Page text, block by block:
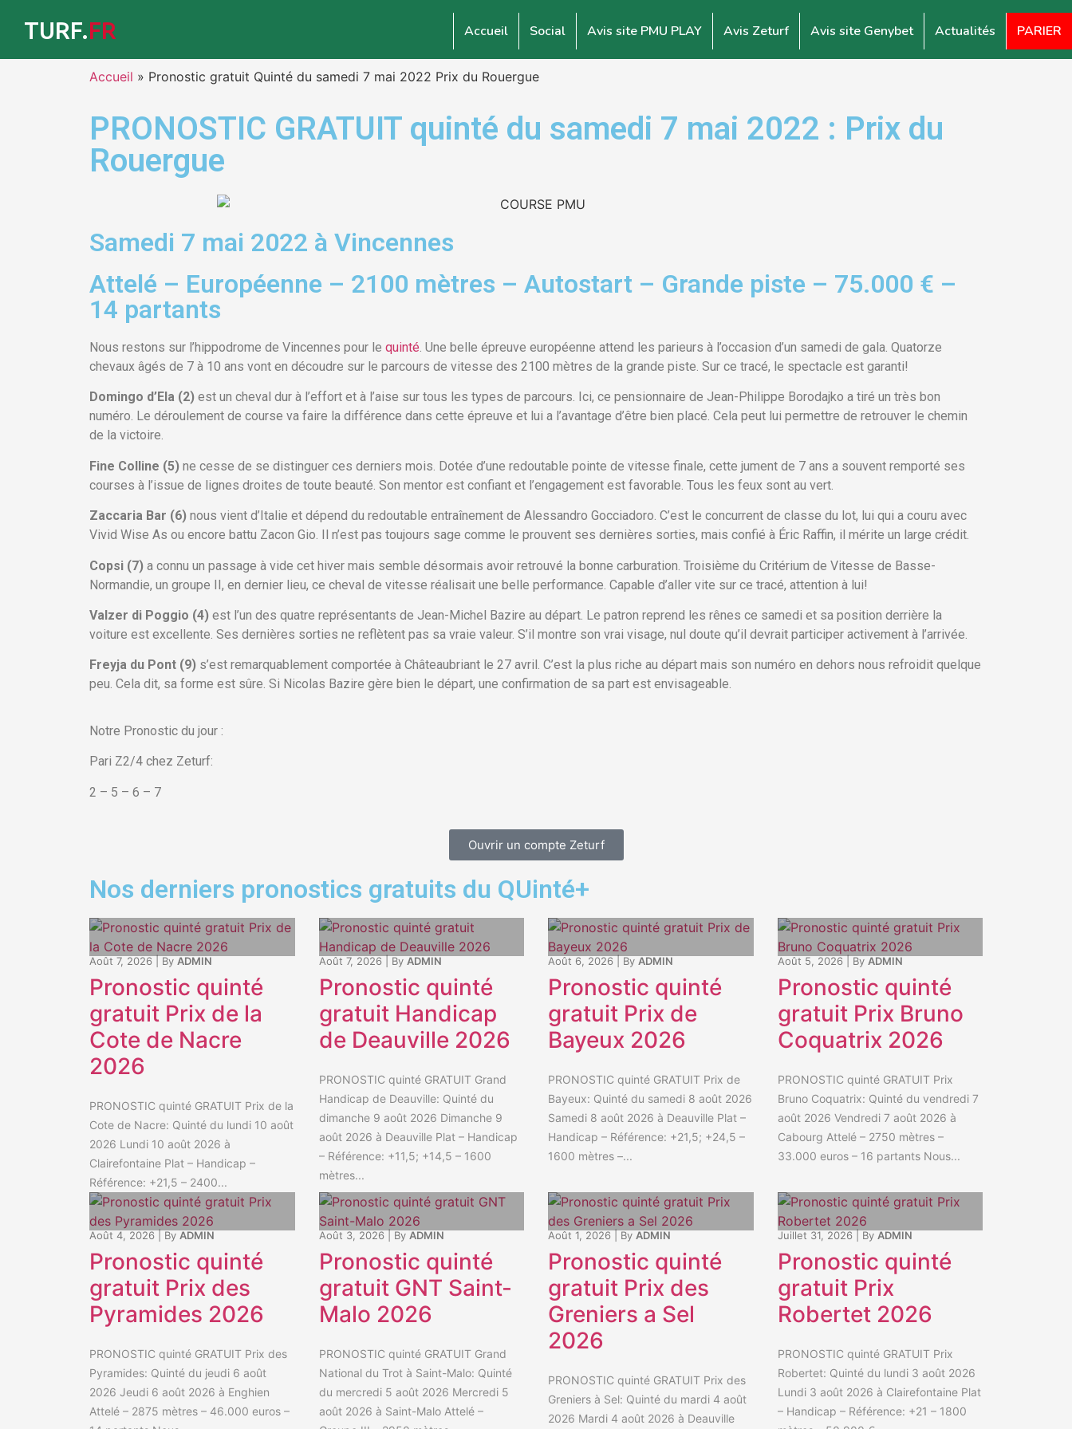
TURF.FR Accueil Social Avis site PMU PLAY Avis Zeturf Avis site Genybet Actualités PARIER
Accueil » Pronostic gratuit Quinté du samedi 7 mai 2022 Prix du Rouergue
PRONOSTIC GRATUIT quinté du samedi 7 mai 2022 : Prix du
Rouergue
Samedi 7 mai 2022 à Vincennes
Attelé – Européenne – 2100 mètres – Autostart – Grande piste – 75.000 € –
14 partants
Nous restons sur l’hippodrome de Vincennes pour le quinté. Une belle épreuve européenne attend les parieurs à l’occasion d’un samedi de gala. Quatorze
chevaux âgés de 7 à 10 ans vont en découdre sur le parcours de vitesse des 2100 mètres de la grande piste. Sur ce tracé, le spectacle est garanti!
Domingo d’Ela (2) est un cheval dur à l’effort et à l’aise sur tous les types de parcours. Ici, ce pensionnaire de Jean-Philippe Borodajko a tiré un très bon
numéro. Le déroulement de course va faire la différence dans cette épreuve et lui a l’avantage d’être bien placé. Cela peut lui permettre de retrouver le chemin
de la victoire.
Fine Colline (5) ne cesse de se distinguer ces derniers mois. Dotée d’une redoutable pointe de vitesse finale, cette jument de 7 ans a souvent remporté ses
courses à l’issue de lignes droites de toute beauté. Son mentor est confiant et l’engagement est favorable. Tous les feux sont au vert.
Zaccaria Bar (6) nous vient d’Italie et dépend du redoutable entraînement de Alessandro Gocciadoro. C’est le concurrent de classe du lot, lui qui a couru avec
Vivid Wise As ou encore battu Zacon Gio. Il n’est pas toujours sage comme le prouvent ses dernières sorties, mais confié à Éric Raffin, il mérite un large crédit.
Copsi (7) a connu un passage à vide cet hiver mais semble désormais avoir retrouvé la bonne carburation. Troisième du Critérium de Vitesse de Basse-
Normandie, un groupe II, en dernier lieu, ce cheval de vitesse réalisait une belle performance. Capable d’aller vite sur ce tracé, attention à lui!
Valzer di Poggio (4) est l’un des quatre représentants de Jean-Michel Bazire au départ. Le patron reprend les rênes ce samedi et sa position derrière la
voiture est excellente. Ses dernières sorties ne reflètent pas sa vraie valeur. S’il montre son vrai visage, nul doute qu’il devrait participer activement à l’arrivée.
Freyja du Pont (9) s’est remarquablement comportée à Châteaubriant le 27 avril. C’est la plus riche au départ mais son numéro en dehors nous refroidit quelque
peu. Cela dit, sa forme est sûre. Si Nicolas Bazire gère bien le départ, une confirmation de sa part est envisageable.
Notre Pronostic du jour :
Pari Z2/4 chez Zeturf:
2 – 5 – 6 – 7
Ouvrir un compte Zeturf
Nos derniers pronostics gratuits du QUinté+
Août 7, 2026 By ADMIN
Pronostic quinté
gratuit Prix de la
Cote de Nacre
2026
PRONOSTIC quinté GRATUIT Prix de la
Cote de Nacre: Quinté du lundi 10 août
2026 Lundi 10 août 2026 à
Clairefontaine Plat – Handicap –
Référence: +21,5 – 2400...
Août 7, 2026 By ADMIN
Pronostic quinté
gratuit Handicap
de Deauville 2026
PRONOSTIC quinté GRATUIT Grand
Handicap de Deauville: Quinté du
dimanche 9 août 2026 Dimanche 9
août 2026 à Deauville Plat – Handicap
– Référence: +11,5; +14,5 – 1600
mètres...
Août 6, 2026 By ADMIN
Pronostic quinté
gratuit Prix de
Bayeux 2026
PRONOSTIC quinté GRATUIT Prix de
Bayeux: Quinté du samedi 8 août 2026
Samedi 8 août 2026 à Deauville Plat –
Handicap – Référence: +21,5; +24,5 –
1600 mètres –...
Août 5, 2026 By ADMIN
Pronostic quinté
gratuit Prix Bruno
Coquatrix 2026
PRONOSTIC quinté GRATUIT Prix
Bruno Coquatrix: Quinté du vendredi 7
août 2026 Vendredi 7 août 2026 à
Cabourg Attelé – 2750 mètres –
33.000 euros – 16 partants Nous...
Août 4, 2026 By ADMIN
Pronostic quinté
gratuit Prix des
Pyramides 2026
PRONOSTIC quinté GRATUIT Prix des
Pyramides: Quinté du jeudi 6 août
2026 Jeudi 6 août 2026 à Enghien
Attelé – 2875 mètres – 46.000 euros –
Août 3, 2026 By ADMIN
Pronostic quinté
gratuit GNT Saint-
Malo 2026
PRONOSTIC quinté GRATUIT Grand
National du Trot à Saint-Malo: Quinté
du mercredi 5 août 2026 Mercredi 5
août 2026 à Saint-Malo Attelé –
Août 1, 2026 By ADMIN
Pronostic quinté
gratuit Prix des
Greniers a Sel
2026
PRONOSTIC quinté GRATUIT Prix des
Greniers à Sel: Quinté du mardi 4 août
2026 Mardi 4 août 2026 à Deauville
Juillet 31, 2026 By ADMIN
Pronostic quinté
gratuit Prix
Robertet 2026
PRONOSTIC quinté GRATUIT Prix
Robertet: Quinté du lundi 3 août 2026
Lundi 3 août 2026 à Clairefontaine Plat
– Handicap – Référence: +21 – 1800